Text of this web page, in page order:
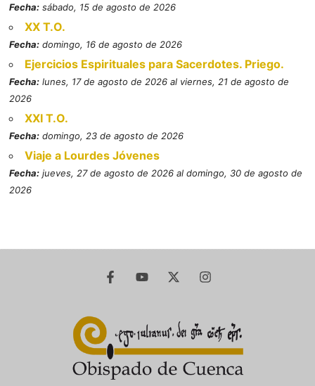
Fecha: sábado, 15 de agosto de 2026
XX T.O.
Fecha: domingo, 16 de agosto de 2026
Ejercicios Espirituales para Sacerdotes. Priego.
Fecha: lunes, 17 de agosto de 2026 al viernes, 21 de agosto de
2026
XXI T.O.
Fecha: domingo, 23 de agosto de 2026
Viaje a Lourdes Jóvenes
Fecha: jueves, 27 de agosto de 2026 al domingo, 30 de agosto de
2026